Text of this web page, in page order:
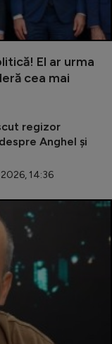
El ar urma
cea mai
regizor
Anghel și
14:36